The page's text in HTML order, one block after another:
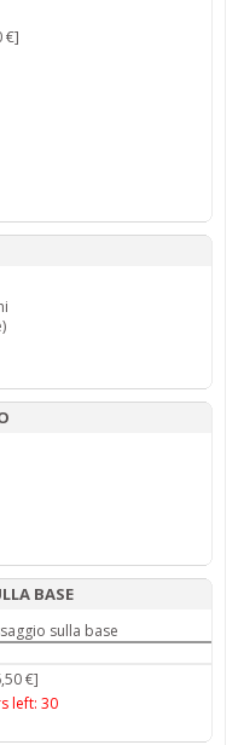
€]
BASE
sulla base
€]
left: 30